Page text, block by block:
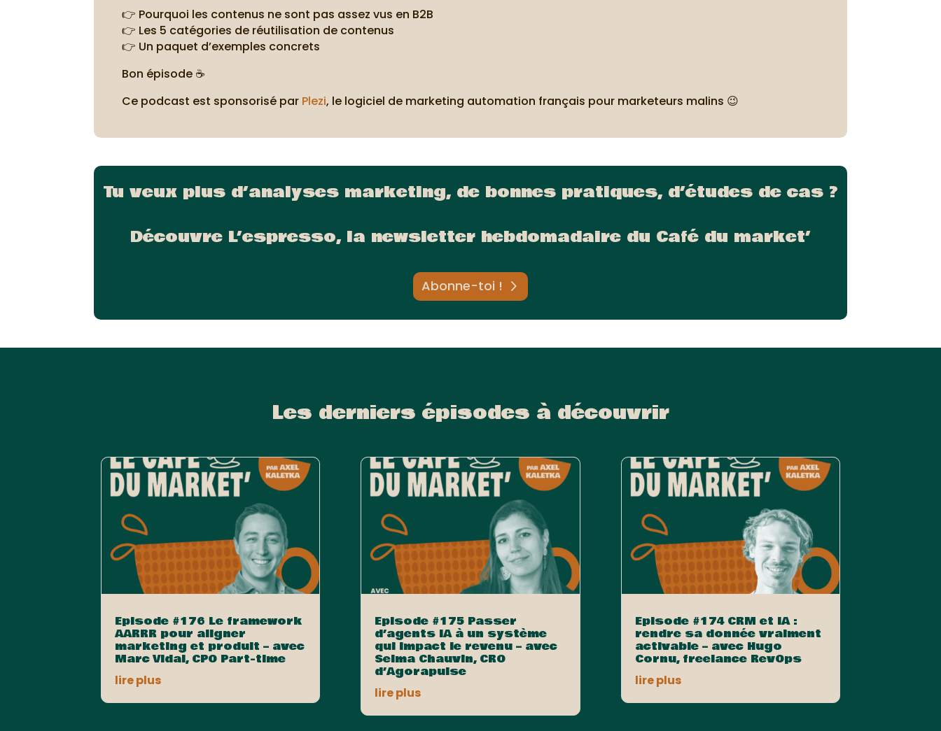
👉 Pourquoi les contenus ne sont pas assez vus en B2B
👉 Les 5 catégories de réutilisation de contenus
👉 Un paquet d’exemples concrets
Bon épisode ☕
Ce podcast est sponsorisé par Plezi, le logiciel de marketing automation français pour marketeurs malins 😉
Tu veux plus d’analyses marketing, de bonnes pratiques, d’études de cas ?
Découvre L’espresso, la newsletter hebdomadaire du Café du market’
Abonne-toi !
Les derniers épisodes à découvrir
Episode #176 Le framework
AARRR pour aligner
marketing et produit – avec
Marc Vidal, CPO Part-time
lire plus
Episode #175 Passer
d’agents IA à un système
qui impact le revenu – avec
Selma Chauvin, CRO
d’Agorapulse
lire plus
Episode #174 CRM et IA :
rendre sa donnée vraiment
activable – avec Hugo
Cornu, freelance RevOps
lire plus